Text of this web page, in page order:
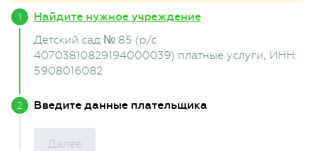
Найдите нужное учреждение
Детский сад № 85 (р/с
40703810829194000039) платные услуги, ИНН:
5908016082
Введите данные плательщика
Далее